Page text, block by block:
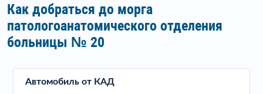
Как добраться до морга
патологоанатомического отделения
больницы № 20
Автомобиль от КАД